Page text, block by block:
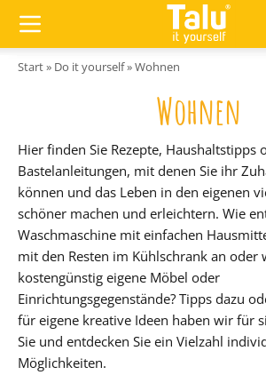
Start» Do it yourself»Wohnen
Wohnen
Hier finden Sie Rezepte, Haushaltstipps
Bastelanleitungen, mit denen Sie ihr
können und das Leben in den eigenen
schöner machen und erleichtern. Wie
Waschmaschine mit einfachen
mit den Resten im Kühlschrank an oder
kostengünstig eigene Möbel oder
Einrichtungsgegenstände? Tipps dazu
für eigene kreative Ideen haben wir für
Sie und entdecken Sie ein Vielzahl
Möglichkeiten.